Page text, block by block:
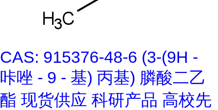
CAS: 915376-48-6 (3-(9H -
咔唑 - 9 - 基) 丙基) 膦酸二乙
酯 现货供应 科研产品 高校先